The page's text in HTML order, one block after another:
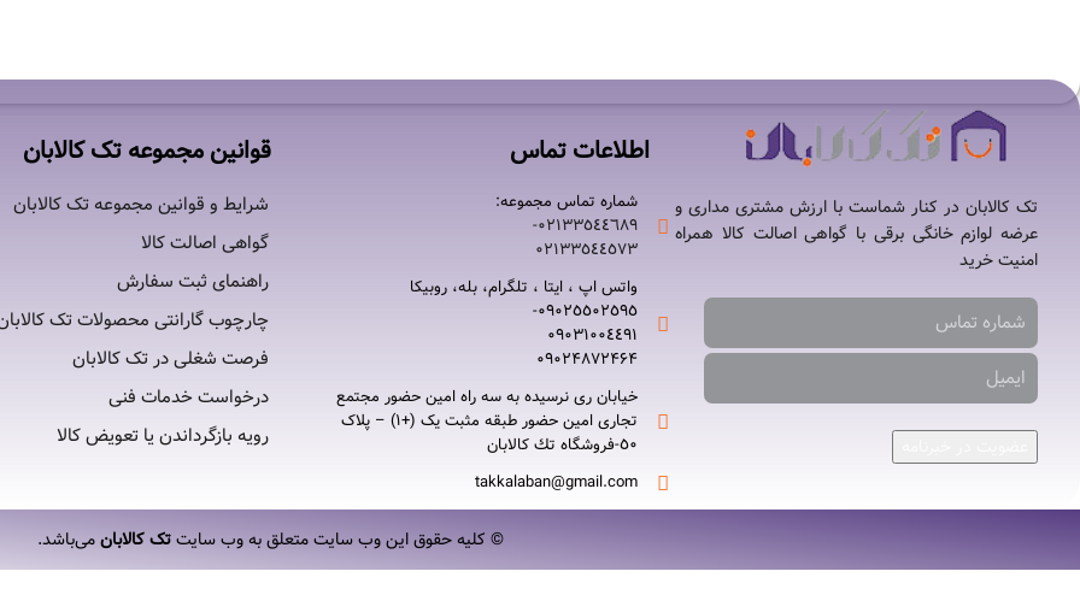
تک کالابان در کنار شماست با ارزش مشتری مداری و
عرضه لوازم خانگی برقی با گواهی اصالت کالا همراه
امنیت خرید
اطلاعات تماس
شماره تماس مجموعه:
۰۲۱٣٣٥٤٤٦٨٩-
۰٢١٣٣٥٤٤٥٧٣
واتس اپ ، ایتا ، تلگرام، بله، روبیکا
۰٩٠٢٥٥٠٢٥٩٥-
۰٩٠٣١٠٠٤٤٩١
۰٩٠٢۴۸۷٢۴۶۴
خیابان ری نرسيده به سه راه امين حضور مجتمع
تجاری امين حضور طبقه مثبت یک (+۱) – پلاک
٥٠-فروشگاه تك كالابان
takkalaban@gmail.com
قوانین مجموعه تک کالابان
شرایط و قوانین مجموعه تک کالابان
گواهی اصالت كالا
راهنمای ثبت سفارش
چارچوب گارانتی محصولات تک
فرصت شغلی در تک کالابان
درخواست خدمات فنی
رویه بازگرداندن یا تعویض کالا
© کلیه حقوق این وب سایت متعلق به وب سایتتک کالابان می‌باشد.